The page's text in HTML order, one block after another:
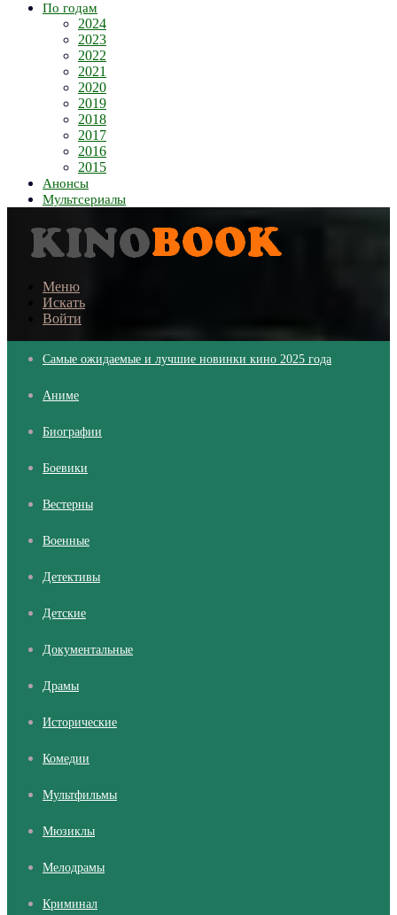
По годам
2024
2023
2022
2021
2020
2019
2018
2017
2016
2015
Анонсы
Мультсериалы
Меню
Искать
Войти
Самые ожидаемые и лучшие новинки кино 2025 года
Аниме
Биографии
Боевики
Вестерны
Военные
Детективы
Детские
Документальные
Драмы
Исторические
Комедии
Мультфильмы
Мюзиклы
Мелодрамы
Криминал